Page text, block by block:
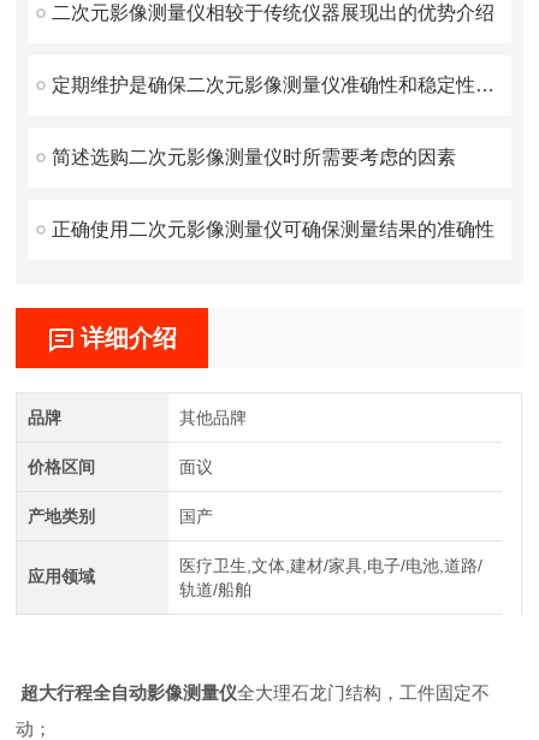
二次元影像测量仪相较于传统仪器展现出的优势介绍
定期维护是确保二次元影像测量仪准确性和稳定性的关键
简述选购二次元影像测量仪时所需要考虑的因素
正确使用二次元影像测量仪可确保测量结果的准确性
详细介绍
品牌 其他品牌
价格区间 面议
产地类别 国产
应用领域
医疗卫生,文体,建材/家具,电子/电池,道路/
轨道/船舶
超大行程全自动影像测量仪全大理石龙门结构，工件固定不
动；